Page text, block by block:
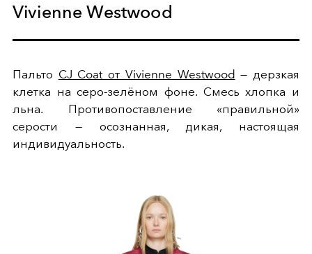
Vivienne Westwood
Пальто CJ Coat от Vivienne Westwood — дерзкая
клетка на серо-зелёном фоне. Смесь хлопка и
льна. Противопоставление «правильной»
серости — осознанная, дикая, настоящая
индивидуальность.